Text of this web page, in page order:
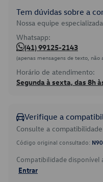
Tem dúvidas sobre a
Nossa equipe
Whatsapp:
(41) 99125-2143
(apenas mensagens de texto, não
Horário de atendimento:
Segunda à sexta, das 8h
Verifique a
Consulte a
Código original consultado:
Compatibilidade disponível
Entrar